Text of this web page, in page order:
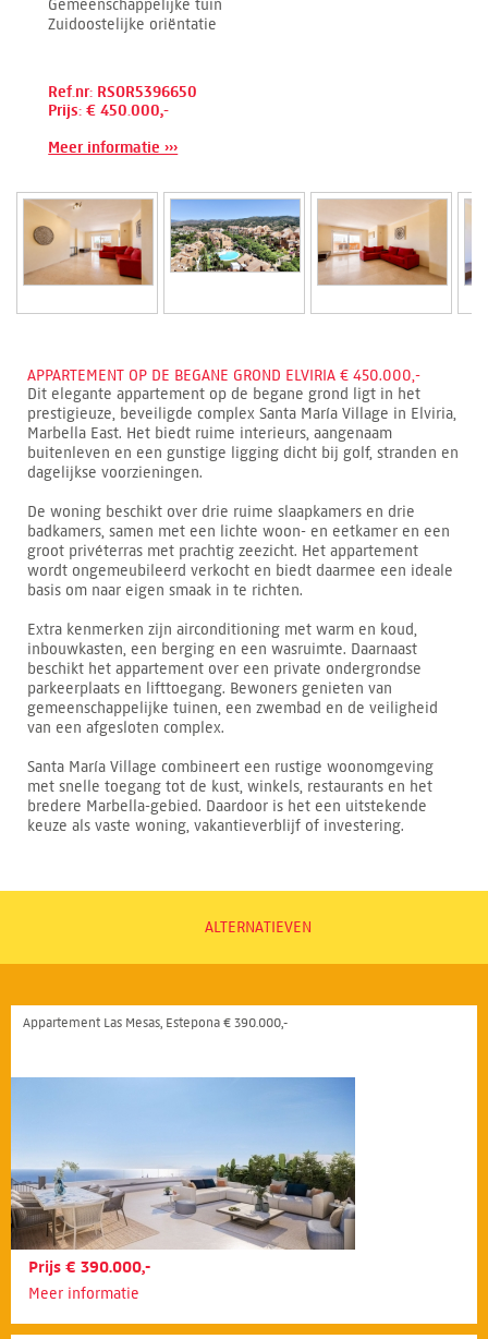
Gemeenschappelijke tuin
Zuidoostelijke oriëntatie
Ref.nr: RSOR5396650
Prijs: € 450.000,-
Meer informatie ›››
APPARTEMENT OP DE BEGANE GROND ELVIRIA € 450.000,-
Dit elegante appartement op de begane grond ligt in het
prestigieuze, beveiligde complex Santa María Village in Elviria,
Marbella East. Het biedt ruime interieurs, aangenaam
buitenleven en een gunstige ligging dicht bij golf, stranden en
dagelijkse voorzieningen.
De woning beschikt over drie ruime slaapkamers en drie
badkamers, samen met een lichte woon- en eetkamer en een
groot privéterras met prachtig zeezicht. Het appartement
wordt ongemeubileerd verkocht en biedt daarmee een ideale
basis om naar eigen smaak in te richten.
Extra kenmerken zijn airconditioning met warm en koud,
inbouwkasten, een berging en een wasruimte. Daarnaast
beschikt het appartement over een private ondergrondse
parkeerplaats en lifttoegang. Bewoners genieten van
gemeenschappelijke tuinen, een zwembad en de veiligheid
van een afgesloten complex.
Santa María Village combineert een rustige woonomgeving
met snelle toegang tot de kust, winkels, restaurants en het
bredere Marbella-gebied. Daardoor is het een uitstekende
keuze als vaste woning, vakantieverblijf of investering.
ALTERNATIEVEN
Appartement Las Mesas, Estepona € 390.000,-
Prijs € 390.000,-
Meer informatie